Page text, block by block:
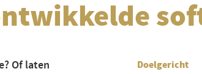
Of laten
Doelgericht